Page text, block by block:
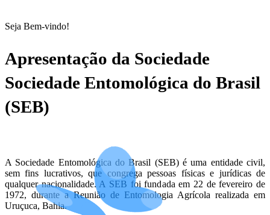
Seja Bem-vindo!
Apresentação da Sociedade
Sociedade Entomológica do Brasil
(SEB)
A Sociedade Entomológica do Brasil (SEB) é uma entidade civil,
sem fins lucrativos, que congrega pessoas físicas e jurídicas de
qualquer nacionalidade. A SEB foi fundada em 22 de fevereiro de
1972, durante a Reunião de Entomologia Agrícola realizada em
Uruçuca, Bahia.